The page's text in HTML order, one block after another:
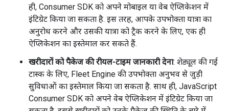
ही, Consumer SDK को अपने मोबाइल या वेब ऐप्लिकेशन में
इंटिग्रेट किया जा सकता है. इस तरह, आपके उपभोक्ता यात्रा का
अनुरोध करने और उसकी यात्रा को ट्रैक करने के लिए, एक ही
ऐप्लिकेशन का इस्तेमाल कर सकते हैं.
खरीदारों को पैकेज की रीयल-टाइम जानकारी देना: शेड्यूल की गई
टास्क के लिए, Fleet Engine की उपभोक्ता अनुभव से जुड़ी
सुविधाओं का इस्तेमाल किया जा सकता है. साथ ही, JavaScript
Consumer SDK को अपने वेब ऐप्लिकेशन में इंटिग्रेट किया जा